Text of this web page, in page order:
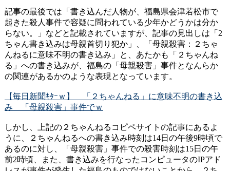
記事の最後では「書き込んだ人物が、福島県会津若松市で
起きた殺人事件で容疑に問われている少年かどうかは分か
らない。」などと記載されていますが、記事の見出しは「2
ちゃん書き込みは母親首切り犯か」、「母親殺害：２ちゃ
んねるに意味不明の書き込み」と、あたかも「２ちゃんね
る」への書き込みが、福島の「母親殺害」事件となんらか
の関連があるかのような表現となっています。
【毎日新聞ｷﾀｰｗ】 「２ちゃんねる」に意味不明の書き込
み 「母親殺害」事件でｗ
しかし、上記の２ちゃんねるコピペサイトの記事にあるよ
うに、２ちゃんねるへの書き込み時刻は14日の午後9時頃で
あるのに対し、「母親殺害」事件での殺害時刻は15日の午
前2時頃、また、書き込みを行なったコンピュータのIPアド